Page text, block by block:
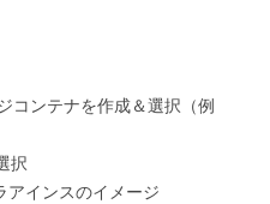
コンテナを作成＆選択（例
択
アインスのイメージ